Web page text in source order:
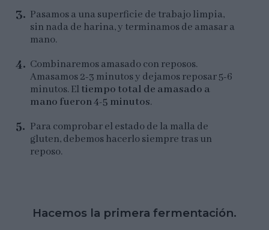
Pasamos a una superficie de trabajo limpia,
sin nada de harina, y terminamos de amasar a
mano.
Combinaremos amasado con reposos.
Amasamos 2-3 minutos y dejamos reposar 5-6
minutos. El tiempo total de amasado a
mano fueron 4-5 minutos.
Para comprobar el estado de la malla de
gluten, debemos hacerlo siempre tras un
reposo.
Hacemos la primera fermentación.